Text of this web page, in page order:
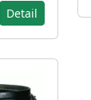
Detail